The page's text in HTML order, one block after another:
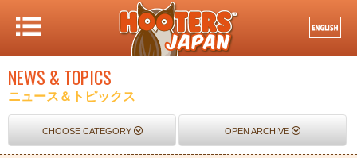
NEWS & TOPICS
ニュース＆トピックス
CHOOSE CATEGORY OPEN ARCHIVE